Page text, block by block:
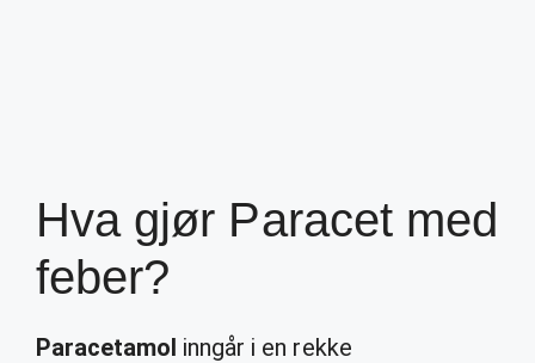
Hva gjør Paracet med
feber?
Paracetamol inngår i en rekke